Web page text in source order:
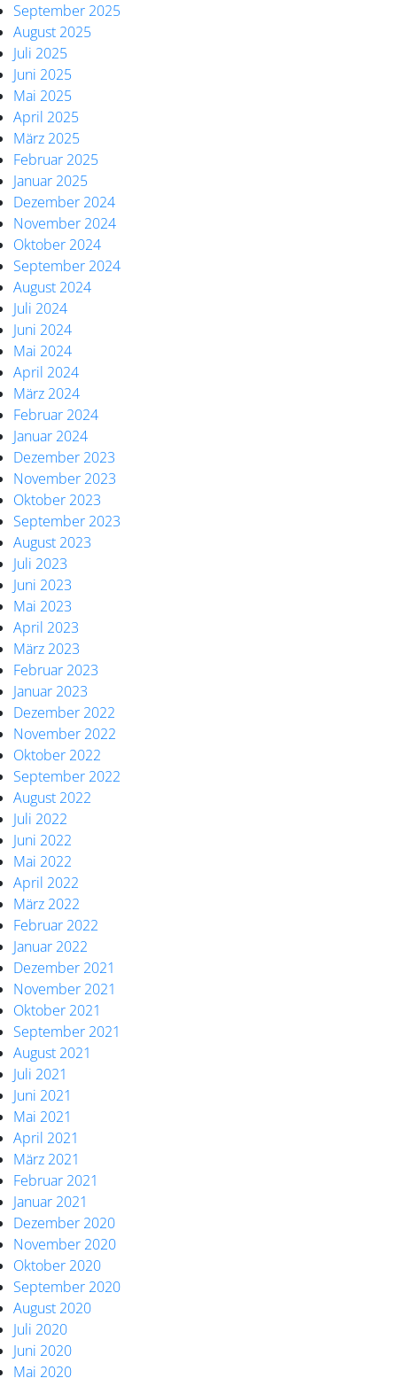
September 2025
August 2025
Juli 2025
Juni 2025
Mai 2025
April 2025
März 2025
Februar 2025
Januar 2025
Dezember 2024
November 2024
Oktober 2024
September 2024
August 2024
Juli 2024
Juni 2024
Mai 2024
April 2024
März 2024
Februar 2024
Januar 2024
Dezember 2023
November 2023
Oktober 2023
September 2023
August 2023
Juli 2023
Juni 2023
Mai 2023
April 2023
März 2023
Februar 2023
Januar 2023
Dezember 2022
November 2022
Oktober 2022
September 2022
August 2022
Juli 2022
Juni 2022
Mai 2022
April 2022
März 2022
Februar 2022
Januar 2022
Dezember 2021
November 2021
Oktober 2021
September 2021
August 2021
Juli 2021
Juni 2021
Mai 2021
April 2021
März 2021
Februar 2021
Januar 2021
Dezember 2020
November 2020
Oktober 2020
September 2020
August 2020
Juli 2020
Juni 2020
Mai 2020